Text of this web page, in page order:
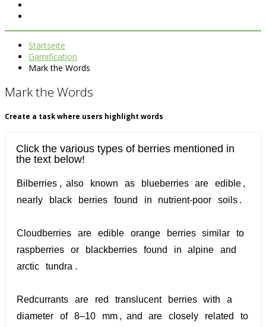
Startseite
Gamification
Mark the Words
Mark the Words
Create a task where users highlight words